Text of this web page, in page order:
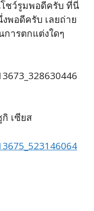
ชว์รูมพอดีครับ ที่นี่
พอดีครับ เลยถ่าย
ารตกแต่งใดๆ
เซียส